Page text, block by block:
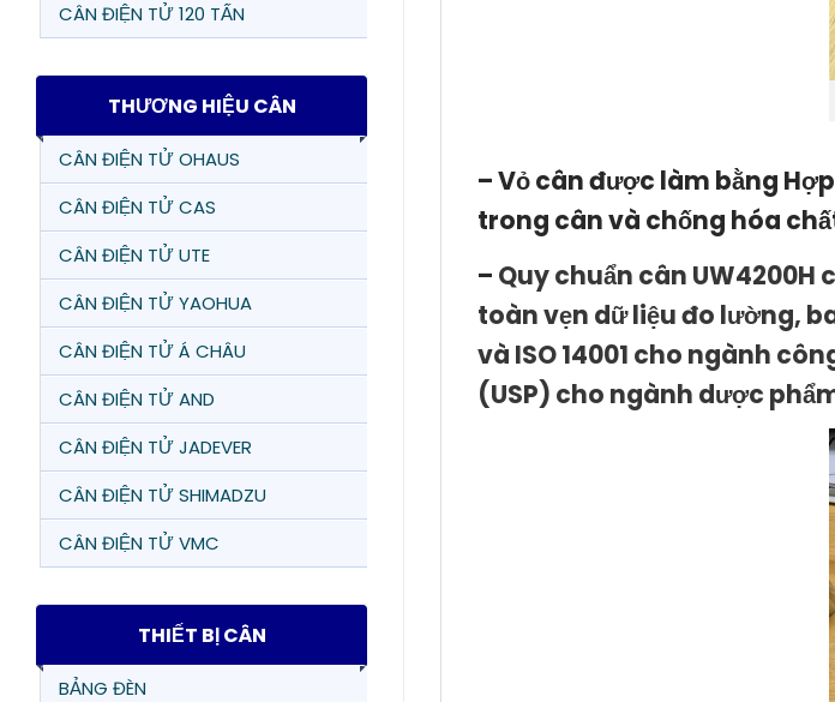
CÂN ĐIỆN TỬ 120 TẤN
THƯƠNG HIỆU CÂN
CÂN ĐIỆN TỬ OHAUS
CÂN ĐIỆN TỬ CAS
CÂN ĐIỆN TỬ UTE
CÂN ĐIỆN TỬ YAOHUA
CÂN ĐIỆN TỬ Á CHÂU
CÂN ĐIỆN TỬ AND
CÂN ĐIỆN TỬ JADEVER
CÂN ĐIỆN TỬ SHIMADZU
CÂN ĐIỆN TỬ VMC
THIẾT BỊ CÂN
BẢNG ĐÈN
– Vỏ cân được làm bằng
trong cân và chống hóa
– Quy chuẩn cân
toàn vẹn dữ liệu đo lường,
và ISO 14001 cho ngành
(USP) cho ngành dược